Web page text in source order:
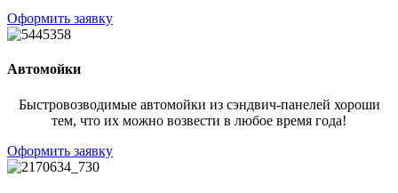
Оформить заявку
Автомойки
Быстровозводимые автомойки из сэндвич-панелей хороши
тем, что их можно возвести в любое время года!
Оформить заявку